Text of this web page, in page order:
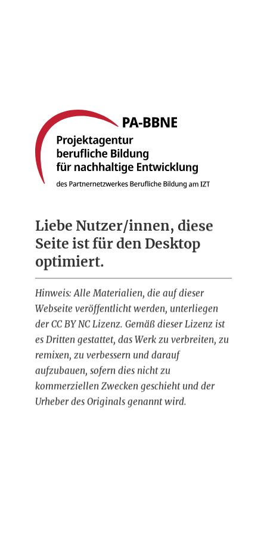
Liebe Nutzer/innen, diese
Seite ist für den Desktop
optimiert.
Hinweis: Alle Materialien, die auf dieser
Webseite veröffentlicht werden, unterliegen
der CC BY NC Lizenz. Gemäß dieser Lizenz ist
es Dritten gestattet, das Werk zu verbreiten, zu
remixen, zu verbessern und darauf
aufzubauen, sofern dies nicht zu
kommerziellen Zwecken geschieht und der
Urheber des Originals genannt wird.